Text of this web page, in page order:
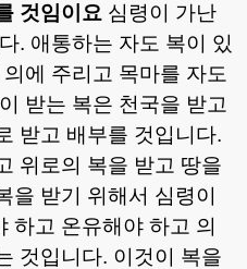
것임이요 심령이 가난
. 애통하는 자도 복이 있
에 주리고 목마를 자도
받는 복은 천국을 받고
받고 배부를 것입니다.
위로의 복을 받고 땅을
을 받기 위해서 심령이
하고 온유해야 하고 의
것입니다. 이것이 복을